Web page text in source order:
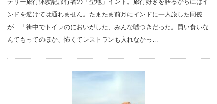
デリー旅行体験記旅行者の「聖地」インド。旅行好きを語るからにはイ
ンドを避けては通れません。たまたま前月にインドに一人旅した同僚
が、「街中でトイレのにおいがした、みんな嘘つきだった。買い食いな
んてもってのほか、怖くてレストランも入れなかっ…